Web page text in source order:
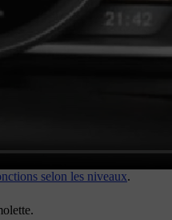
selon les niveaux.